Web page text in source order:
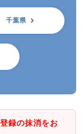
千葉県
録の抹消をお